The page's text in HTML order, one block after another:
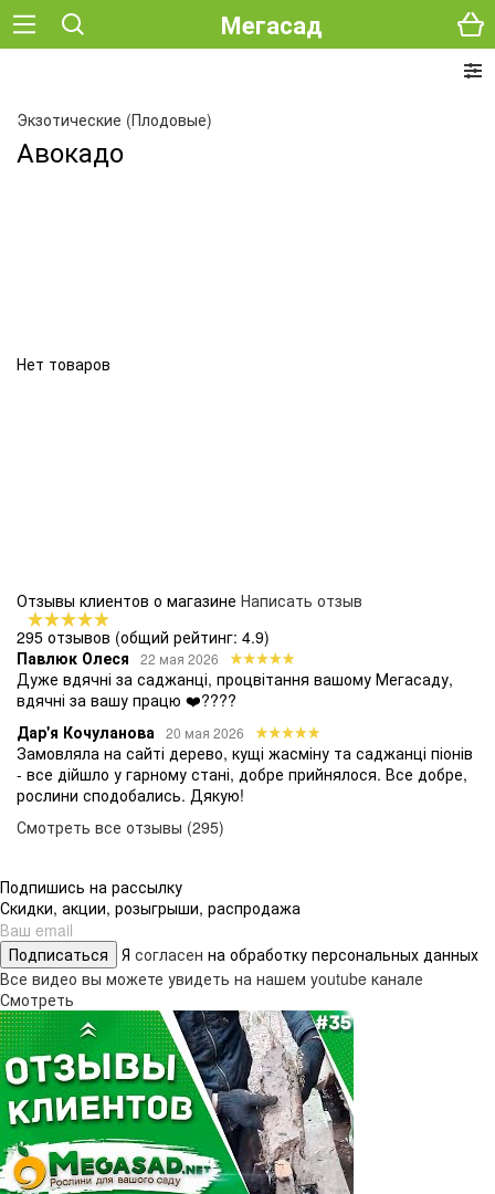
Мегасад
Экзотические (Плодовые)
Авокадо
Нет товаров
Отзывы клиентов о магазине Написать отзыв
295 отзывов (общий рейтинг: 4.9)
Павлюк Олеся
22 мая 2026
Дуже вдячні за саджанці, процвітання вашому Мегасаду,
вдячні за вашу працю ❤️????
Дар'я Кочуланова
20 мая 2026
Замовляла на сайті дерево, кущі жасміну та саджанці піонів
- все дійшло у гарному стані, добре прийнялося. Все добре,
рослини сподобались. Дякую!
Смотреть все отзывы (295)
Подпишись на рассылку
Скидки, акции, розыгрыши, распродажа
Подписаться Я согласен на обработку персональных данных
Все видео вы можете увидеть на нашем youtube канале
Смотреть